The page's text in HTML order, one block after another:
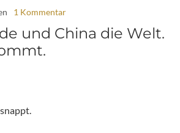
1 Kommentar
und China die Welt.